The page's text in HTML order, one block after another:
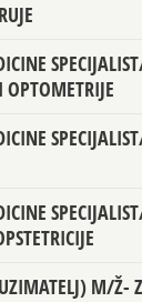
M/Ž-